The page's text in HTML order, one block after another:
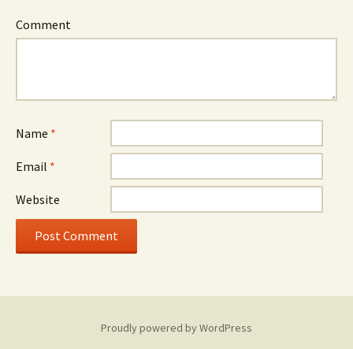
Comment
Name *
Email *
Website
Proudly powered by WordPress